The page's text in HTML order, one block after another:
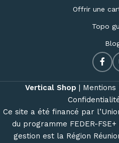
Offrir une
Topo
Vertical Shop
Ce site a été financé par
du programme FEDER-
gestion est la Région